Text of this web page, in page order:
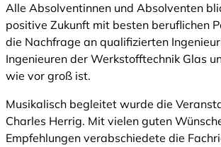
Alle Absolventinnen und Absolventen
positive Zukunft mit besten beruflichen
die Nachfrage an qualifizierten
Ingenieuren der Werkstofftechnik Glas
wie vor groß ist.
Musikalisch begleitet wurde die
Charles Herrig. Mit vielen guten
Empfehlungen verabschiedete die